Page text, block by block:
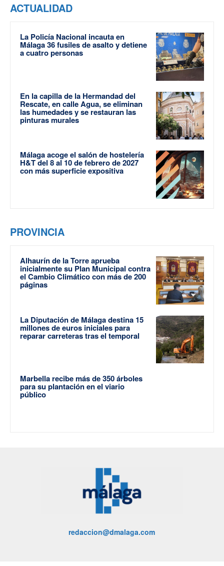
ACTUALIDAD
La Policía Nacional incauta en
Málaga 36 fusiles de asalto y detiene
a cuatro personas
En la capilla de la Hermandad del
Rescate, en calle Agua, se eliminan
las humedades y se restauran las
pinturas murales
Málaga acoge el salón de hostelería
H&T del 8 al 10 de febrero de 2027
con más superficie expositiva
PROVINCIA
Alhaurín de la Torre aprueba
inicialmente su Plan Municipal contra
el Cambio Climático con más de 200
páginas
La Diputación de Málaga destina 15
millones de euros iniciales para
reparar carreteras tras el temporal
Marbella recibe más de 350 árboles
para su plantación en el viario
público
redaccion@dmalaga.com